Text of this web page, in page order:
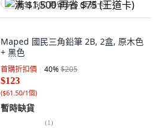
满 $1,500 再省 $75 (王道卡)
Maped 國民三角鉛筆 2B, 2盒, 原木色
+ 黑色
首購折扣價 40%$205
$123
($61.50/1個)
暫時缺貨
(1)